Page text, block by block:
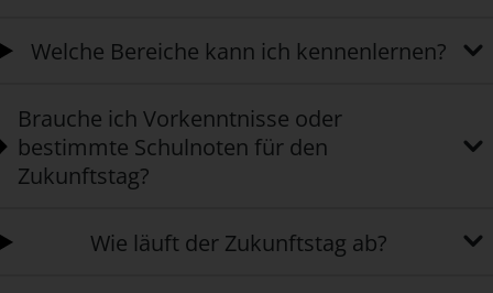
Welche Bereiche kann ich kennenlernen?
Brauche ich Vorkenntnisse oder
bestimmte Schulnoten für den
Zukunftstag?
Wie läuft der Zukunftstag ab?